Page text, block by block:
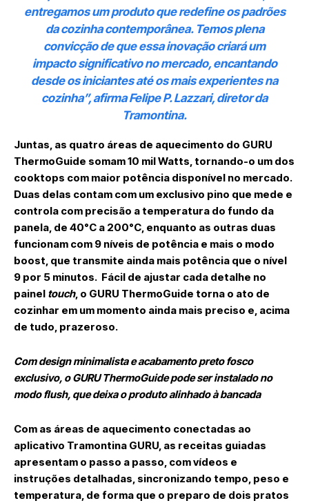
entregamos um produto que redefine os padrões
da cozinha contemporânea. Temos plena
convicção de que essa inovação criará um
impacto significativo no mercado, encantando
desde os iniciantes até os mais experientes na
cozinha”, afirma Felipe P. Lazzari, diretor da
Tramontina.
Juntas, as quatro áreas de aquecimento do GURU
ThermoGuide somam 10 mil Watts, tornando-o um dos
cooktops com maior potência disponível no mercado.
Duas delas contam com um exclusivo pino que mede e
controla com precisão a temperatura do fundo da
panela, de 40°C a 200°C, enquanto as outras duas
funcionam com 9 níveis de potência e mais o modo
boost, que transmite ainda mais potência que o nível
9 por 5 minutos. Fácil de ajustar cada detalhe no
painel touch, o GURU ThermoGuide torna o ato de
cozinhar em um momento ainda mais preciso e, acima
de tudo, prazeroso.
Com design minimalista e acabamento preto fosco
exclusivo, o GURU ThermoGuide pode ser instalado no
modo flush, que deixa o produto alinhado à bancada
Com as áreas de aquecimento conectadas ao
aplicativo Tramontina GURU, as receitas guiadas
apresentam o passo a passo, com vídeos e
instruções detalhadas, sincronizando tempo, peso e
temperatura, de forma que o preparo de dois pratos